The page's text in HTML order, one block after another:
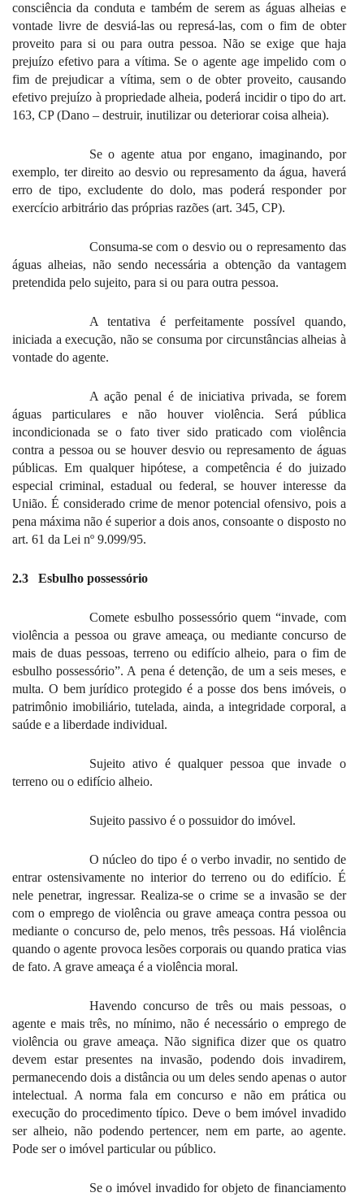
consciência da conduta e também de serem as águas alheias e
vontade livre de desviá-las ou represá-las, com o fim de obter
proveito para si ou para outra pessoa. Não se exige que haja
prejuízo efetivo para a vítima. Se o agente age impelido com o
fim de prejudicar a vítima, sem o de obter proveito, causando
efetivo prejuízo à propriedade alheia, poderá incidir o tipo do art.
163, CP (Dano – destruir, inutilizar ou deteriorar coisa alheia).
Se o agente atua por engano, imaginando, por
exemplo, ter direito ao desvio ou represamento da água, haverá
erro de tipo, excludente do dolo, mas poderá responder por
exercício arbitrário das próprias razões (art. 345, CP).
Consuma-se com o desvio ou o represamento das
águas alheias, não sendo necessária a obtenção da vantagem
pretendida pelo sujeito, para si ou para outra pessoa.
A tentativa é perfeitamente possível quando,
iniciada a execução, não se consuma por circunstâncias alheias à
vontade do agente.
A ação penal é de iniciativa privada, se forem
águas particulares e não houver violência. Será pública
incondicionada se o fato tiver sido praticado com violência
contra a pessoa ou se houver desvio ou represamento de águas
públicas. Em qualquer hipótese, a competência é do juizado
especial criminal, estadual ou federal, se houver interesse da
União. É considerado crime de menor potencial ofensivo, pois a
pena máxima não é superior a dois anos, consoante o disposto no
art. 61 da Lei nº 9.099/95.
2.3 Esbulho possessório
Comete esbulho possessório quem “invade, com
violência a pessoa ou grave ameaça, ou mediante concurso de
mais de duas pessoas, terreno ou edifício alheio, para o fim de
esbulho possessório”. A pena é detenção, de um a seis meses, e
multa. O bem jurídico protegido é a posse dos bens imóveis, o
patrimônio imobiliário, tutelada, ainda, a integridade corporal, a
saúde e a liberdade individual.
Sujeito ativo é qualquer pessoa que invade o
terreno ou o edifício alheio.
Sujeito passivo é o possuidor do imóvel.
O núcleo do tipo é o verbo invadir, no sentido de
entrar ostensivamente no interior do terreno ou do edifício. É
nele penetrar, ingressar. Realiza-se o crime se a invasão se der
com o emprego de violência ou grave ameaça contra pessoa ou
mediante o concurso de, pelo menos, três pessoas. Há violência
quando o agente provoca lesões corporais ou quando pratica vias
de fato. A grave ameaça é a violência moral.
Havendo concurso de três ou mais pessoas, o
agente e mais três, no mínimo, não é necessário o emprego de
violência ou grave ameaça. Não significa dizer que os quatro
devem estar presentes na invasão, podendo dois invadirem,
permanecendo dois a distância ou um deles sendo apenas o autor
intelectual. A norma fala em concurso e não em prática ou
execução do procedimento típico. Deve o bem imóvel invadido
ser alheio, não podendo pertencer, nem em parte, ao agente.
Pode ser o imóvel particular ou público.
Se o imóvel invadido for objeto de financiamento